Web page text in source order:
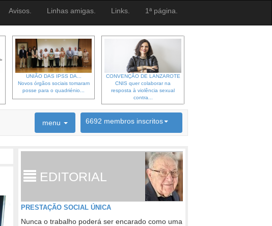
Avisos. Linhas amigas. Links. 1ª página.
UNIÃO DAS IPSS DA...
Novos órgãos sociais tomaram
posse para o quadriénio...
CONVENÇÃO DE LANZAROTE
CNIS quer colaborar na
resposta à violência sexual
contra...
menu 6692 membros inscritos
EDITORIAL
PRESTAÇÃO SOCIAL ÚNICA
Nunca o trabalho poderá ser encarado como uma